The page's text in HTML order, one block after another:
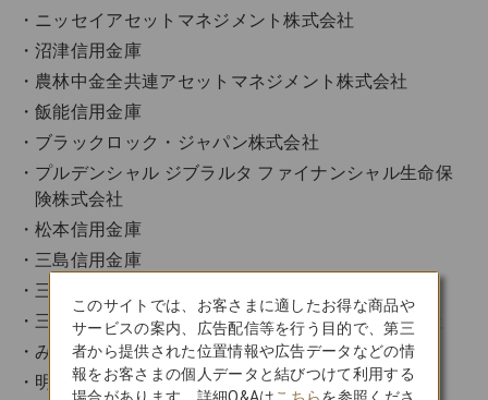
ニッセイアセットマネジメント株式会社
沼津信用金庫
農林中金全共連アセットマネジメント株式会社
飯能信用金庫
ブラックロック・ジャパン株式会社
プルデンシャル ジブラルタ ファイナンシャル生命保
険株式会社
松本信用金庫
三島信用金庫
三井住友DSアセットマネジメント株式会社
三井住友トラスト・アセットマネジメント株式会社
みどり生命保険株式会社
明治安田アセットマネジメント株式会社
このサイトでは、お客さまに適したお得な商品や
サービスの案内、広告配信等を行う目的で、第三
者から提供された位置情報や広告データなどの情
報をお客さまの個人データと結びつけて利用する